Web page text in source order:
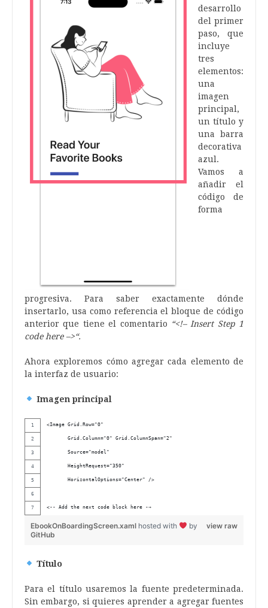
desarrollo
del primer
paso, que
incluye
tres
elementos:
una
imagen
principal,
un título y
una barra
decorativa
azul.
Vamos a
añadir el
código de
forma
progresiva. Para saber exactamente dónde
insertarlo, usa como referencia el bloque de código
anterior que tiene el comentario “<!–Insert Step 1
code here –>“.
Ahora exploremos cómo agregar cada elemento de
la interfaz de usuario:
Imagen principal
<Image Grid.Row="0"
       Grid.Column="0" Grid.ColumnSpan="2"
       Source="model"
       HeightRequest="350"
       HorizontalOptions="Center" />
<-- Add the next code block here -→
view raw
EbookOnBoardingScreen.xaml hosted with
by
GitHub
Título
Para el título usaremos la fuente predeterminada.
Sin embargo, si quieres aprender a agregar fuentes